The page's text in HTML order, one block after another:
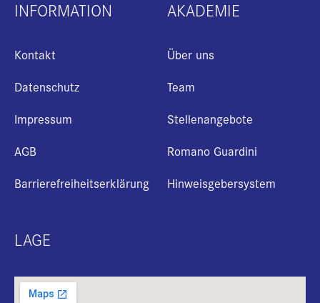
INFORMATION
Kontakt
Datenschutz
Impressum
AGB
Barrierefreiheitserklärung
AKADEMIE
Über uns
Team
Stellenangebote
Romano Guardini
Hinweisgebersystem
LAGE